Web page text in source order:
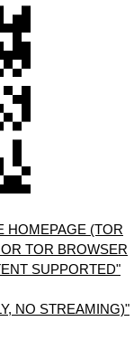
HOMEPAGE (TOR
TOR BROWSER
SUPPORTED"
NO STREAMING)"